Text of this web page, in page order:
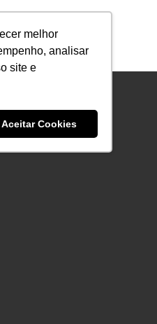
melhor
analisar
site e
Aceitar Cookies